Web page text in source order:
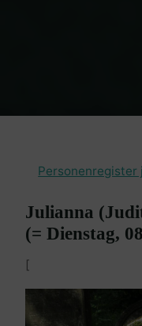
Julianna
(= Dienstag,
[